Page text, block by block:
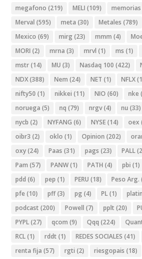
megafono (219) MELI (109) memorias
Merval (595) meta (30) Metales (789)
Mexico (69) mirg (23) mmm (4)
MORI (2) mrna (3) mrvl (1) ms (1)
mstr(14) MU (3) Nasdaq 100 (422)
NDX(388) Nem (24) NET (1) NFLX
nifty50 (1) nikkei (11) NIO (60) nke
noruega (5) nq (79) nrgv(4) nu (33)
nycb (2) NYFANG (6) NYSE(14) oex
oibr3 (2) oklo (1) Opinion (202)
oxy(24) Paas (31) pags (23) PALL
Pam (57) PANW(1) PATH (4) pbi (1)
pdd (6) pep (1) PERU (18) Peso Arg.
pfe (10) pff(3) pg (4) PL(1)
podcast (200) Powell (7) pplt (20)
PYPL(27) qcom (9) Qqq (224)
RCL(1) rddt (1) REDES SOCIALES (41)
renta fija (57) rgti (2) riesgopais (18)